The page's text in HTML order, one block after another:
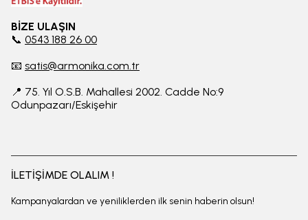
BİZE ULAŞIN
📞 0543 188 26 00
📧 satis@armonika.com.tr
📍 75. Yıl O.S.B. Mahallesi 2002. Cadde No:9
Odunpazarı/Eskişehir
İLETİŞİMDE OLALIM !
Kampanyalardan ve yeniliklerden ilk senin haberin olsun!